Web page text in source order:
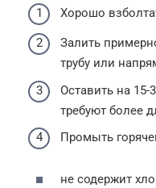
Хорошо
Залить
трубу или
Оставить на
требуют более
Промыть
не содержит